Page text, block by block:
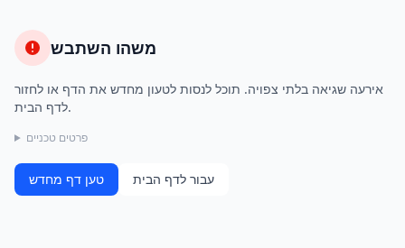
משהו השתבש
אירעה שגיאה בלתי צפויה. תוכל לנסות לטעון מחדש את הדף או לחזור
לדף הבית.
פרטים טכניים
טען דף מחדש עבור לדף הבית